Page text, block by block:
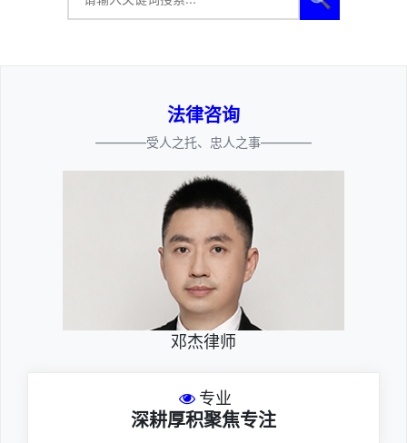
法律咨询
————受人之托、忠人之事————
邓杰律师
专业
深耕厚积聚焦专注